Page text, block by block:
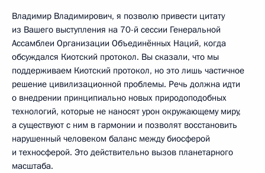
Владимир Владимирович, я позволю привести цитату
из Вашего выступления на 70-й сессии Генеральной
Ассамблеи Организации Объединённых Наций, когда
обсуждался Киотский протокол. Вы сказали, что мы
поддерживаем Киотский протокол, но это лишь частичное
решение цивилизационной проблемы. Речь должна идти
о внедрении принципиально новых природоподобных
технологий, которые не наносят урон окружающему миру,
а существуют с ним в гармонии и позволят восстановить
нарушенный человеком баланс между биосферой
и техносферой. Это действительно вызов планетарного
масштаба.